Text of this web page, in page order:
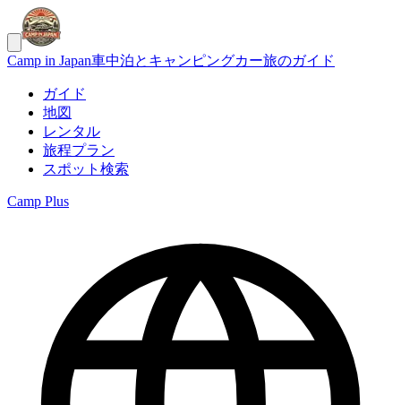
Camp in Japan車中泊とキャンピングカー旅のガイド
ガイド
地図
レンタル
旅程プラン
スポット検索
Camp Plus